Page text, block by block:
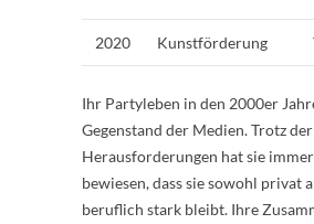
2020 Kunstförderung
Ihr Partyleben in den 2000er
Gegenstand der Medien. Trotz der
Herausforderungen hat sie
bewiesen, dass sie sowohl privat
beruflich stark bleibt. Ihre